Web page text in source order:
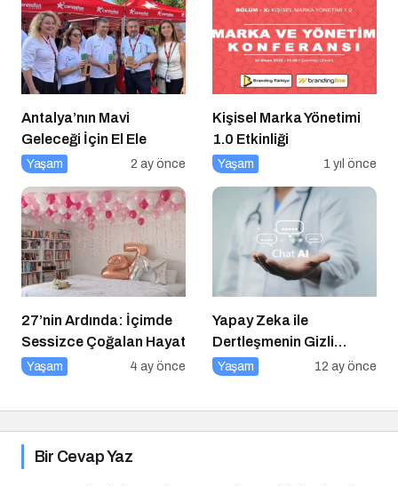
Antalya’nın Mavi
Geleceği İçin El Ele
Yaşam 2 ay önce
Kişisel Marka Yönetimi
1.0 Etkinliği
Yaşam 1 yıl önce
27’nin Ardında: İçimde
Sessizce Çoğalan Hayat
Yaşam 4 ay önce
Yapay Zeka ile
Dertleşmenin Gizli
Tehlikeleri
Yaşam 12 ay önce
Bir Cevap Yaz